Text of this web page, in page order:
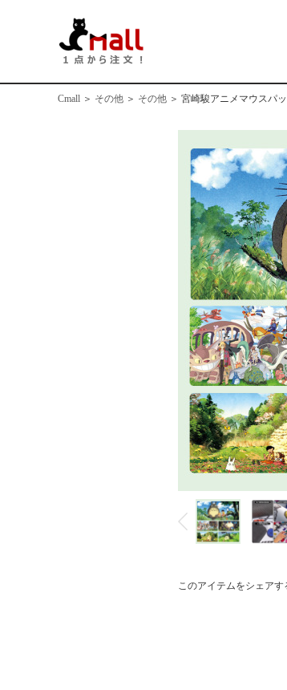
Cmall ＞ その他 ＞ その他 ＞ 宮崎駿アニメマウスパ
このアイテムをシェアす